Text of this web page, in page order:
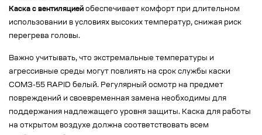
Каска с вентиляцией обеспечивает комфорт при длительном
использовании в условиях высоких температур, снижая риск
перегрева головы.
Важно учитывать, что экстремальные температуры и
агрессивные среды могут повлиять на срок службы каски
СОМЗ-55 RAPID белый. Регулярный осмотр на предмет
повреждений и своевременная замена необходимы для
поддержания надлежащего уровня защиты. Каска для работы
на открытом воздухе должна соответствовать всем